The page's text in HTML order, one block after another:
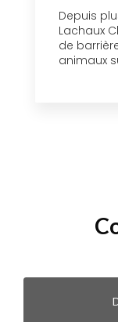
Depuis
Lachaux
de
animaux